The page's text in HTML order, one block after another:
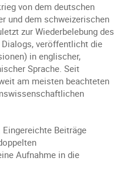
von dem deutschen
und dem schweizerischen
zur Wiederbelebung des
veröffentlicht die
in englischer,
Sprache. Seit
am meisten beachteten
Eingereichte Beiträge
Aufnahme in die